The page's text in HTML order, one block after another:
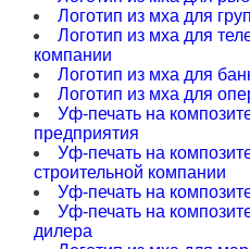
Логотип из мха для
Логотип из мха для
компании
Логотип из мха для
Логотип из мха для
Уф-печать на
предприятия
Уф-печать на
строительной компании
Уф-печать на
Уф-печать на
дилера